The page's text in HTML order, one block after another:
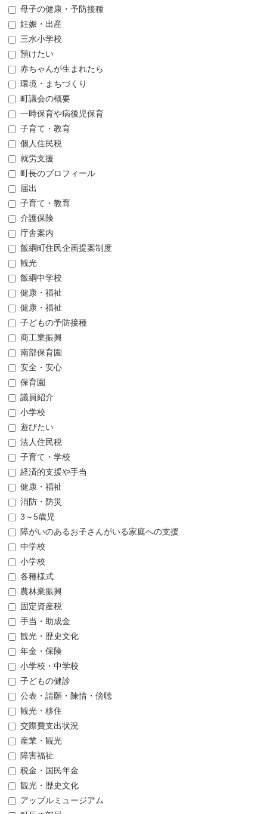
母子の健康・予防接種
妊娠・出産
三水小学校
預けたい
赤ちゃんが生まれたら
環境・まちづくり
町議会の概要
一時保育や病後児保育
子育て・教育
個人住民税
就労支援
町長のプロフィール
届出
子育て・教育
介護保険
庁舎案内
飯綱町住民企画提案制度
観光
飯綱中学校
健康・福祉
健康・福祉
子どもの予防接種
商工業振興
南部保育園
安全・安心
保育園
議員紹介
小学校
遊びたい
法人住民税
子育て・学校
経済的支援や手当
健康・福祉
消防・防災
3～5歳児
障がいのあるお子さんがいる家庭への支援
中学校
小学校
各種様式
農林業振興
固定資産税
手当・助成金
観光・歴史文化
年金・保険
小学校・中学校
子どもの健診
公表・請願・陳情・傍聴
観光・移住
交際費支出状況
産業・観光
障害福祉
税金・国民年金
観光・歴史文化
アップルミュージアム